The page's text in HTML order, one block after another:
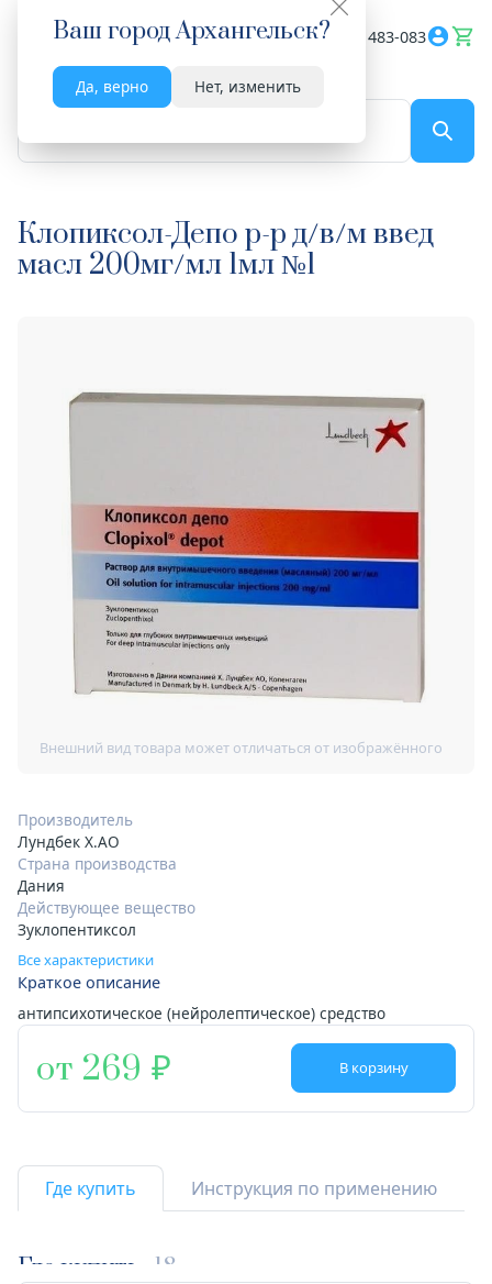
Ваш городАрхангельск?
Да, верно Нет, изменить
Весь сайт 8182 483-083
Клопиксол-Депо р-р д/в/м введ
масл 200мг/мл 1мл №1
Производитель
Лундбек Х.АО
Страна производства
Дания
Действующее вещество
Зуклопентиксол
Все характеристики
Краткое описание
антипсихотическое (нейролептическое) средство
от 269 В корзину
Где купить Инструкция по применению
Где купить 18